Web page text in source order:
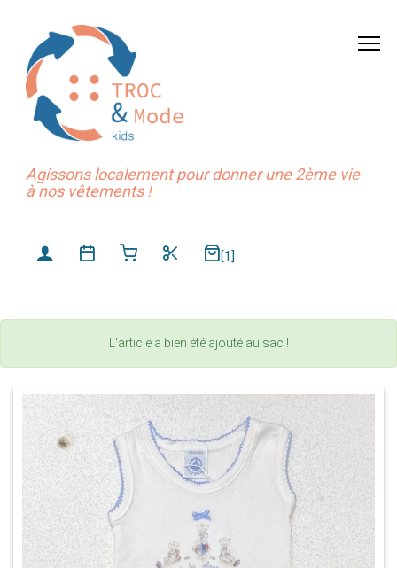
Agissons localement pour donner une 2ème vie
à nos vêtements !
[1]
L'article a bien été ajouté au sac !